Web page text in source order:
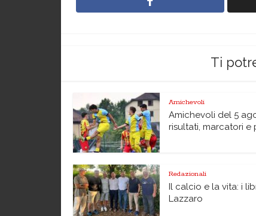
Ti
Amichevoli
Amichevoli del 5
risultati, marcatori e
Redazionali
Il calcio e la vita: i
Lazzaro